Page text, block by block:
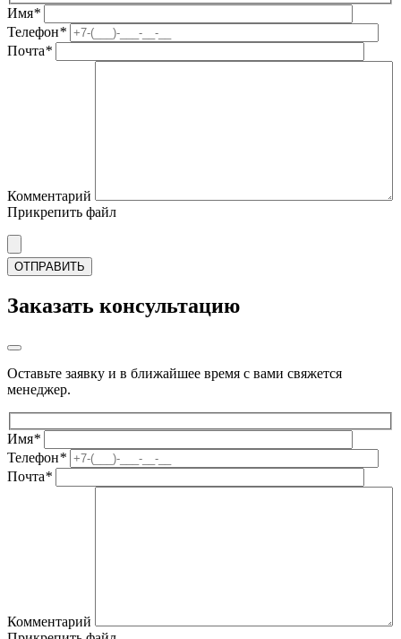
Имя*
Телефон*
Почта*
Комментарий
Прикрепить файл
Заказать консультацию
Оставьте заявку и в ближайшее время с вами свяжется
менеджер.
Имя*
Телефон*
Почта*
Комментарий